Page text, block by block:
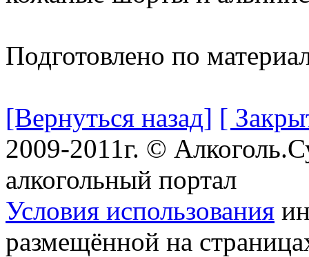
Подготовлено по
[Вернуться назад] [
2009-2011г. ©
алкогольный портал
Условия использования
размещённой на